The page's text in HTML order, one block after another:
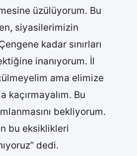
üzülüyorum. Bu
siyasilerimizin
kadar sınırları
inanıyorum. İl
ama elimize
kaçırmayalım. Bu
bekliyorum.
bu eksiklikleri
dedi.